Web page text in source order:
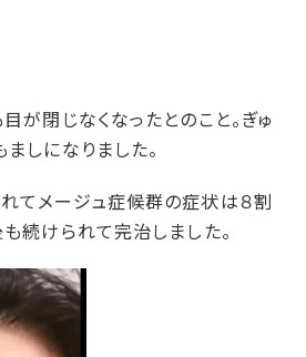
が閉じなくなったとのこと。ぎゅ
しになりました。
てメージュ症候群の症状は８割
続けられて完治しました。